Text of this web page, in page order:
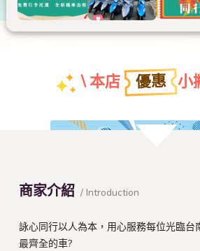
\ 本店 優惠 小
團體特約折扣優惠
查看本店特約名單
商家介紹 / Introduction
詠心同行以人為本，用心服務每位光臨台
最齊全的車?